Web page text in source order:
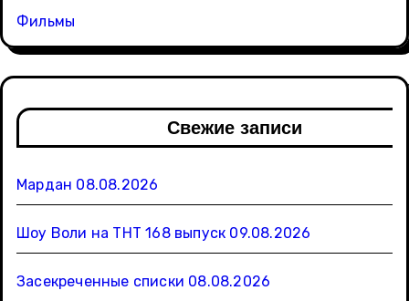
Фильмы
Свежие записи
Мардан 08.08.2026
Шоу Воли на ТНТ 168 выпуск 09.08.2026
Засекреченные списки 08.08.2026